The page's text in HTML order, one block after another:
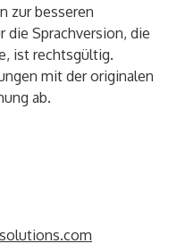
zur besseren
Sprachversion, die
ist rechtsgültig.
mit der originalen
ab.